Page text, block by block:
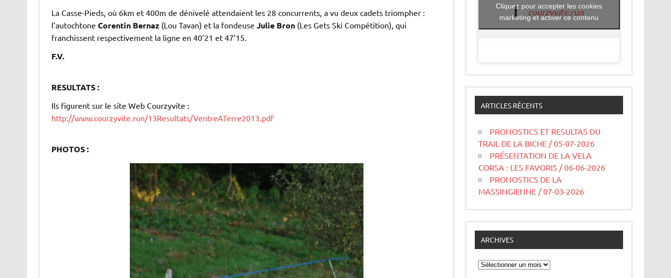
La Casse-Pieds, où 6km et 400m de dénivelé attendaient les 28 concurrents, a vu deux cadets triompher :
l’autochtone Corentin Bernaz(Lou Tavan) et la fondeuse Julie Bron (Les Gets Ski Compétition), qui
franchissent respectivement la ligne en 40’21 et 47’15.
F.V.
RESULTATS :
Ils figurent sur le site Web Courzyvite :
http://www.courzyvite.run/13Resultats/VentreATerre2013.pdf
PHOTOS :
courzyvite.run
Cliquez pour accepter les cookies
marketing et activer ce contenu
ARTICLES RÉCENTS
PRONOSTICS ET RESULTAS DU
TRAIL DE LA BICHE / 05-07-2026
PRÉSENTATION DE LA VELA
CORSA : LES FAVORIS / 06-06-2026
PRONOSTICS DE LA
MASSINGIENNE / 07-03-2026
ARCHIVES
Archives